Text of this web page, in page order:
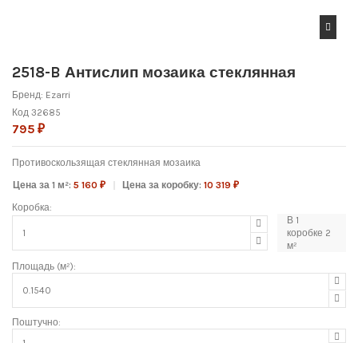
2518-B Антислип мозаика стеклянная
Бренд: Ezarri
Код 32685
795 ₽
Противоскользящая стеклянная мозаика
Цена за 1 м²:5 160 ₽ Цена за коробку:10 319 ₽
Коробка:
В 1
коробке 2
м²
Площадь (м²):
Поштучно: